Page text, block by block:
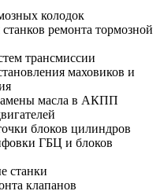
колодок
ремонта тормозной
трансмиссии
маховиков и
масла в АКПП
блоков цилиндров
ГБЦ и блоков
станки
клапанов